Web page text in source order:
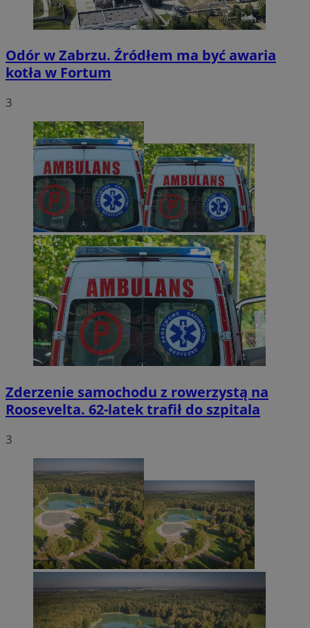
Odór w Zabrzu. Źródłem ma być awaria
kotła w Fortum
3
Zderzenie samochodu z rowerzystą na
Roosevelta. 62-latek trafił do szpitala
3